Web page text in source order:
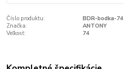
Číslo produktu:
BDR-bodka-74
Značka:
ANTONY
Veľkosť:
74